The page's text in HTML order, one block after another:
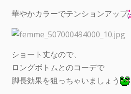
華やかカラーでテンションアップ
ショート丈なので、
ロングボトムとのコーデで
脚長効果を狙っちゃいましょう